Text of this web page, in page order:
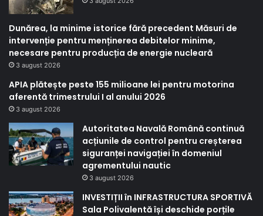
Dunărea, la minime istorice fără precedent Măsuri de
intervenție pentru menținerea debitelor minime,
necesare pentru producția de energie nucleară
3 august 2026
APIA plătește peste 155 milioane lei pentru motorina
aferentă trimestrului I al anului 2026
3 august 2026
Autoritatea Navală Română continuă
acțiunile de control pentru creșterea
siguranței navigației în domeniul
agrementului nautic
3 august 2026
INVESTIȚII în INFRASTRUCTURA SPORTIVĂ
Sala Polivalentă își deschide porțile